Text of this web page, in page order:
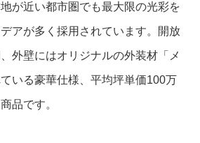
が近い都市圏でも最大限の光彩を
アが多く採用されています。開放
外壁にはオリジナルの外装材「メ
いる豪華仕様、平均坪単価100万
品です。